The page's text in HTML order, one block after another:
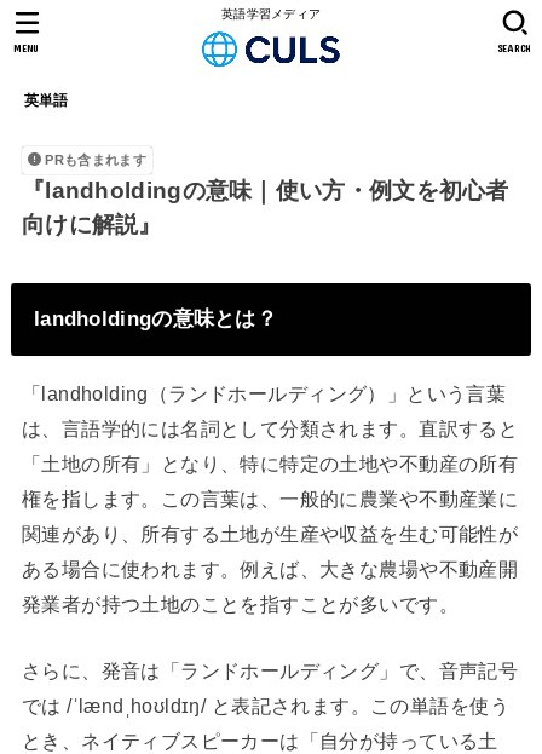
英語学習メディア
英単語
SEARCH
MENU
PRも含まれます
『landholdingの意味｜使い方・例文を初心者
向けに解説』
landholdingの意味とは？
「landholding（ランドホールディング）」という言葉
は、言語学的には名詞として分類されます。直訳すると
「土地の所有」となり、特に特定の土地や不動産の所有
権を指します。この言葉は、一般的に農業や不動産業に
関連があり、所有する土地が生産や収益を生む可能性が
ある場合に使われます。例えば、大きな農場や不動産開
発業者が持つ土地のことを指すことが多いです。
さらに、発音は「ランドホールディング」で、音声記号
では /ˈlændˌhoʊldɪŋ/ と表記されます。この単語を使う
とき、ネイティブスピーカーは「自分が持っている土